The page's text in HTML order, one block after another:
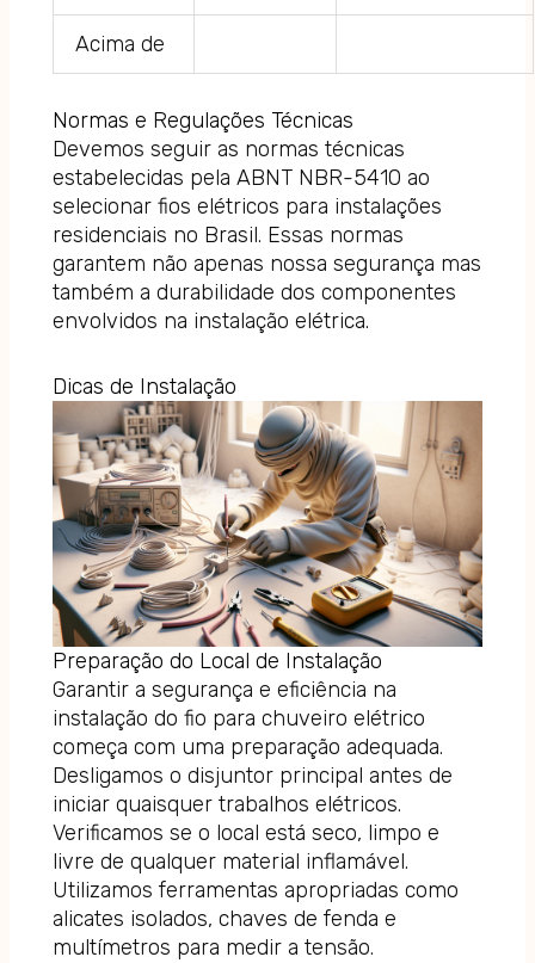
Acima de
Normas e Regulações Técnicas
Devemos seguir as normas técnicas
estabelecidas pela ABNT NBR-5410 ao
selecionar fios elétricos para instalações
residenciais no Brasil. Essas normas
garantem não apenas nossa segurança mas
também a durabilidade dos componentes
envolvidos na instalação elétrica.
Dicas de Instalação
Preparação do Local de Instalação
Garantir a segurança e eficiência na
instalação do fio para chuveiro elétrico
começa com uma preparação adequada.
Desligamos o disjuntor principal antes de
iniciar quaisquer trabalhos elétricos.
Verificamos se o local está seco, limpo e
livre de qualquer material inflamável.
Utilizamos ferramentas apropriadas como
alicates isolados, chaves de fenda e
multímetros para medir a tensão.